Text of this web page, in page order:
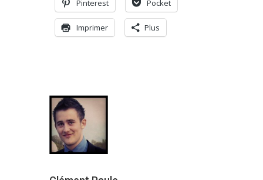
Pinterest Pocket
Imprimer Plus